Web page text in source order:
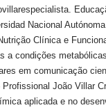
Nacional Autónoma
Clínica e
a condições
em comunicação
João Villar
aplicada e no